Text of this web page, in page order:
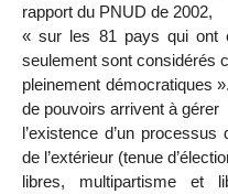
rapport du PNUD de 2002,
« sur les 81 pays qui ont
seulement sont considérés
pleinement démocratiques
de pouvoirs arrivent à gérer
l’existence d’un
de l’extérieur (tenue
libres, multipartisme et